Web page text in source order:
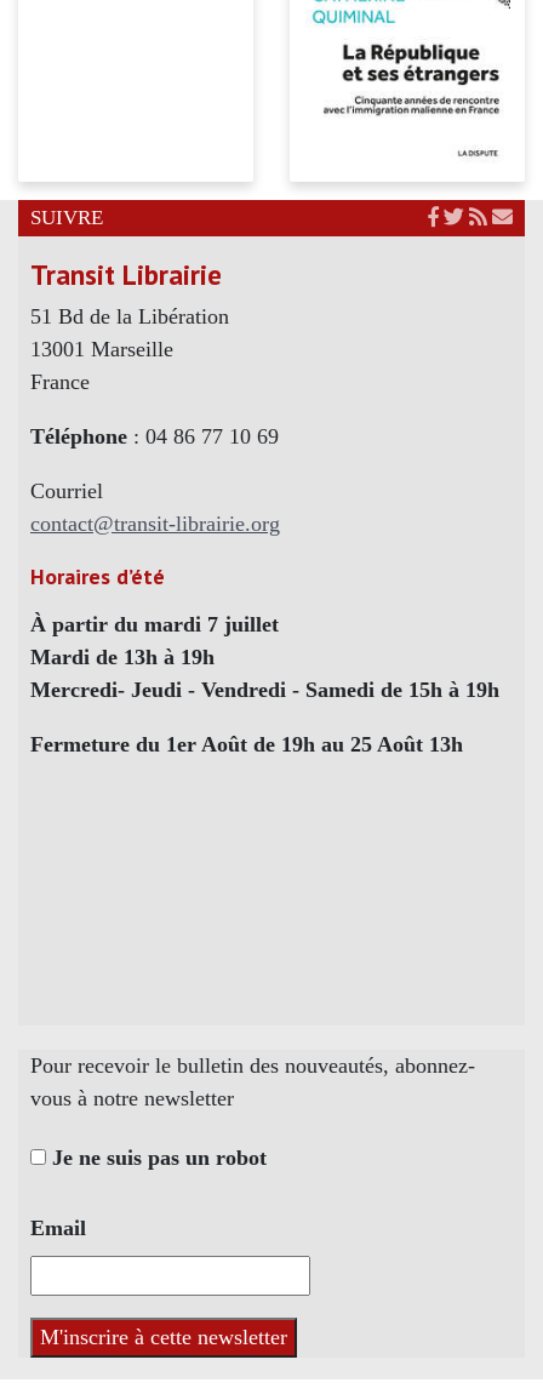
SUIVRE
Transit Librairie
51 Bd de la Libération
13001 Marseille
France
Téléphone : 04 86 77 10 69
Courriel
contact@transit-librairie.org
Horaires d’été
À partir du mardi 7 juillet
Mardi de 13h à 19h
Mercredi- Jeudi - Vendredi - Samedi de 15h à 19h
Fermeture du 1er Août de 19h au 25 Août 13h
Pour recevoir le bulletin des nouveautés, abonnez-
vous à notre newsletter
Je ne suis pas un robot
Email